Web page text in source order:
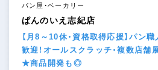
パン屋・ベーカリー
ぱんのいえ志紀店
【月8～10休・資格取得応援】パン
歓迎！オールスクラッチ・複数店
★商品開発も◎